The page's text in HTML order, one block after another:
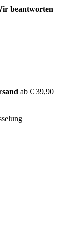
beantworten
ab € 39,90